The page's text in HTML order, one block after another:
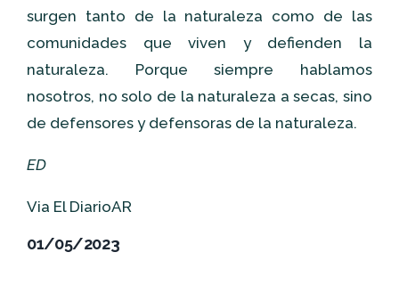
surgen tanto de la naturaleza como de las
comunidades que viven y defienden la
naturaleza. Porque siempre hablamos
nosotros, no solo de la naturaleza a secas, sino
de defensores y defensoras de la naturaleza.
ED
Via El DiarioAR
01/05/2023